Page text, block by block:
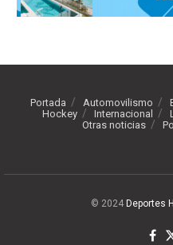
Portada Automovilismo
Hockey
Internacional
Otras noticias
© 2024 Deportes